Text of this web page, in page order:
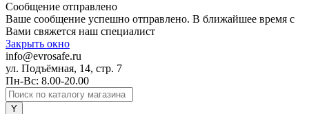
Сообщение отправлено
Ваше сообщение успешно отправлено. В ближайшее время с
Вами свяжется наш специалист
Закрыть окно
info@evrosafe.ru
ул. Подъёмная, 14, стр. 7
Пн-Вс: 8.00-20.00